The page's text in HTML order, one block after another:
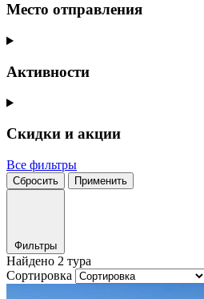
Место отправления
Активности
Скидки и акции
Все фильтры
Сбросить Применить
Фильтры
Найдено 2 тура
Сортировка